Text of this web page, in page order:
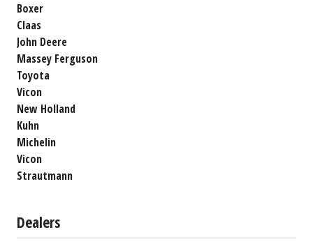
Boxer
Claas
John Deere
Massey Ferguson
Toyota
Vicon
New Holland
Kuhn
Michelin
Vicon
Strautmann
Dealers